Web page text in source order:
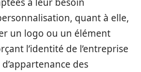
quant à elle,
un logo ou un élément
l’identité de l’entreprise
des